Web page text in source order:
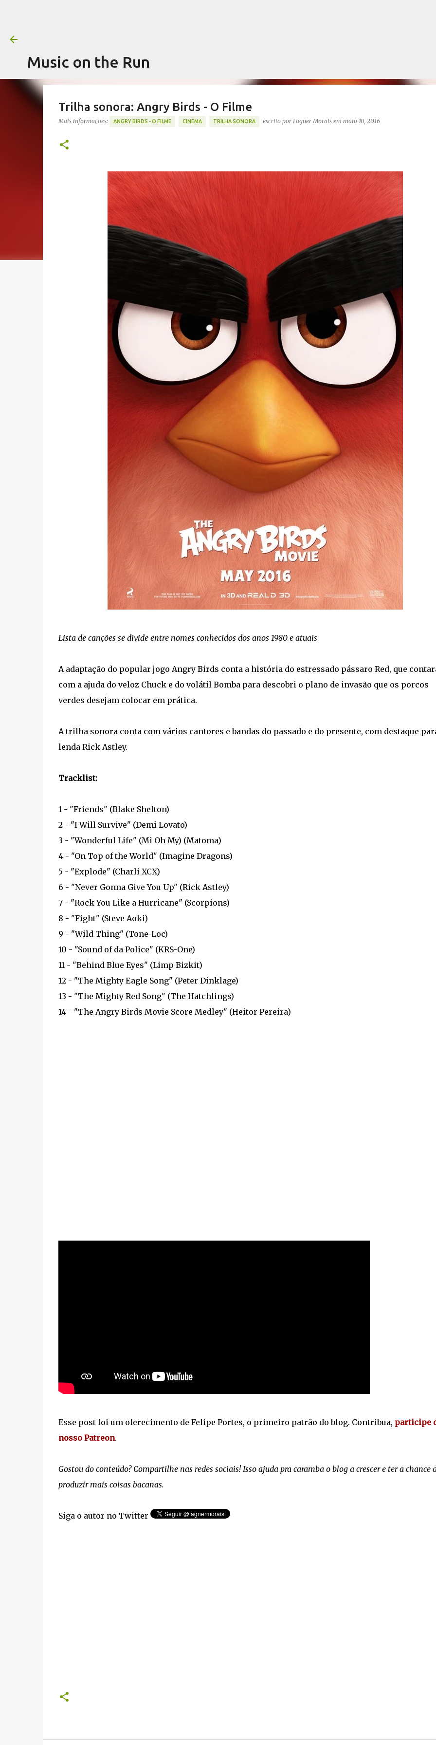
Music on the Run
Trilha sonora: Angry Birds - O Filme
Mais informações: ANGRY BIRDS - O FILME CINEMA TRILHA SONORA escrito por Fagner Morais em maio 10, 2016
Lista de canções se divide entre nomes conhecidos dos anos 1980 e atuais
A adaptação do popular jogo Angry Birds conta a história do estressado pássaro Red, que
com a ajuda do veloz Chuck e do volátil Bomba para descobri o plano de invasão que os porcos
verdes desejam colocar em prática.
A trilha sonora conta com vários cantores e bandas do passado e do presente, com destaque
lenda Rick Astley.
Tracklist:
1 - "Friends" (Blake Shelton)
2 - "I Will Survive" (Demi Lovato)
3 - "Wonderful Life" (Mi Oh My) (Matoma)
4 - "On Top of the World" (Imagine Dragons)
5 - "Explode" (Charli XCX)
6 - "Never Gonna Give You Up" (Rick Astley)
7 - "Rock You Like a Hurricane" (Scorpions)
8 - "Fight" (Steve Aoki)
9 - "Wild Thing" (Tone-Loc)
10 - "Sound of da Police" (KRS-One)
11 - "Behind Blue Eyes" (Limp Bizkit)
12 - "The Mighty Eagle Song" (Peter Dinklage)
13 - "The Mighty Red Song" (The Hatchlings)
14 - "The Angry Birds Movie Score Medley" (Heitor Pereira)
Esse post foi um oferecimento de Felipe Portes, o primeiro patrão do blog. Contribua, participe
nosso Patreon.
Gostou do conteúdo? Compartilhe nas redes sociais! Isso ajuda pra caramba o blog a crescer e ter a chance
produzir mais coisas bacanas.
Siga o autor no Twitter